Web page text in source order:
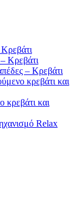
Κρεβάτι
– Κρεβάτι
κρεβάτι και
κρεβάτι και
Relax